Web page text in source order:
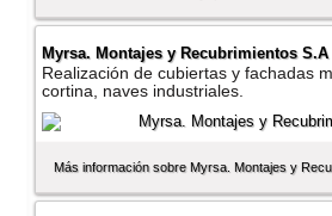
Myrsa. Montajes y Recubrimientos S.A
Realización de cubiertas y fachadas
cortina, naves industriales.
Más información sobre Myrsa. Montajes y